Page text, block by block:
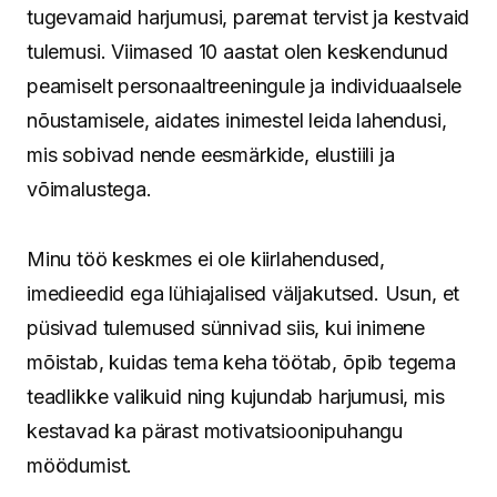
tugevamaid harjumusi, paremat tervist ja kestvaid
tulemusi. Viimased 10 aastat olen keskendunud
peamiselt personaaltreeningule ja individuaalsele
nõustamisele, aidates inimestel leida lahendusi,
mis sobivad nende eesmärkide, elustiili ja
võimalustega.
Minu töö keskmes ei ole kiirlahendused,
imedieedid ega lühiajalised väljakutsed. Usun, et
püsivad tulemused sünnivad siis, kui inimene
mõistab, kuidas tema keha töötab, õpib tegema
teadlikke valikuid ning kujundab harjumusi, mis
kestavad ka pärast motivatsioonipuhangu
möödumist.